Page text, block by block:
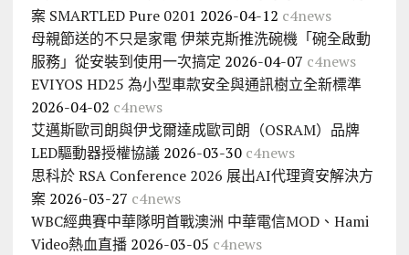
案 SMARTLED Pure 0201 2026-04-12 c4news
母親節送的不只是家電 伊萊克斯推洗碗機「碗全啟動
服務」從安裝到使用一次搞定 2026-04-07 c4news
EVIYOS HD25 為小型車款安全與通訊樹立全新標準
2026-04-02 c4news
艾邁斯歐司朗與伊戈爾達成歐司朗（OSRAM）品牌
LED驅動器授權協議 2026-03-30 c4news
思科於 RSA Conference 2026 展出AI代理資安解決方
案 2026-03-27 c4news
WBC經典賽中華隊明首戰澳洲 中華電信MOD、Hami
Video熱血直播 2026-03-05 c4news